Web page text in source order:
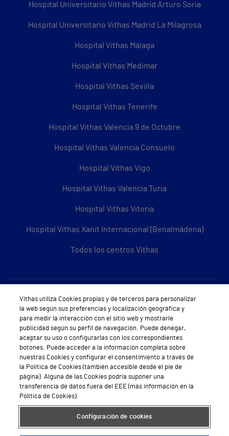
Hospital Universitario Vithas Madrid Arturo Soria
Hospital Universitario Vithas Madrid La Milagrosa
Hospital Vithas Málaga
Hospital Vithas Medimar
Hospital Vithas Sevilla
Hospital Vithas Tenerife
Hospital Vithas Valencia 9 de Octubre
Hospital Vithas Valencia Consuelo
Hospital Vithas Vigo
Hospital Vithas Valencia Turia
Hospital Vithas Vitoria
Hospital Vithas Xanit Internacional (Benalmádena)
Todos los centros Vithas
Sobre Vithas
Quiénes somos
Trabajar en Vithas
Teléfono Cita Médica
Teléfono Atención al Cliente
Política de seguridad y salud en el trabajo
Conoce a Supervita
Vithas utiliza Cookies propias y de terceros para personalizar
la web según sus preferencias y localización geográfica y
para medir la interacción con el sitio web y mostrarle
publicidad según su perfil de navegación. Puede denegar,
aceptar su uso o configurarlas con los correspondientes
botones. Puede acceder a la información completa sobre
nuestras Cookies y configurar el consentimiento a través de
la Política de Cookies (también accesible desde el pie de
página). Alguna de las Cookies podría suponer una
transferencia de datos fuera del EEE (más información en la
Política de Cookies).
Configuración de cookies